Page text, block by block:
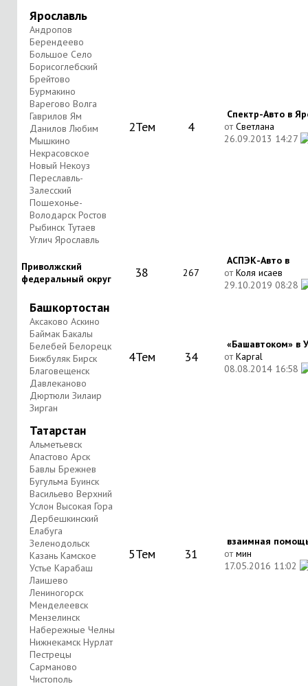
Ярославль
Андропов
Берендеево
Большое Село
Борисоглебский
Брейтово
Бурмакино
Варегово Волга
Гаврилов Ям
Данилов Любим
Мышкино
Некрасовское
Новый Некоуз
Переславль-
Залесский
Пошехонье-
Володарск Ростов
Рыбинск Тутаев
Углич Ярославль
2Тем 4
Спектр-Авто в
отСветлана
26.09.2013 14:27
Приволжский
федеральный округ
38 267
АСПЭК-Авто в
отКоля исаев
29.10.2019 08:28
Башкортостан
Аксаково Аскино
Баймак Бакалы
Белебей Белорецк
Бижбуляк Бирск
Благовещенск
Давлеканово
Дюртюли Зилаир
Зирган
4Тем 34
«Башавтоком» в
отKapral
08.08.2014 16:58
Татарстан
Альметьевск
Апастово Арск
Бавлы Брежнев
Бугульма Буинск
Васильево Верхний
Услон Высокая Гора
Дербешкинский
Елабуга
Зеленодольск
Казань Камское
Устье Карабаш
Лаишево
Лениногорск
Менделеевск
Мензелинск
Набережные Челны
Нижнекамск Нурлат
Пестрецы
Сарманово
Чистополь
5Тем 31
взаимная
отмин
17.05.2016 11:02